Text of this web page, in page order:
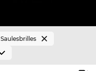
Saulesbrilles